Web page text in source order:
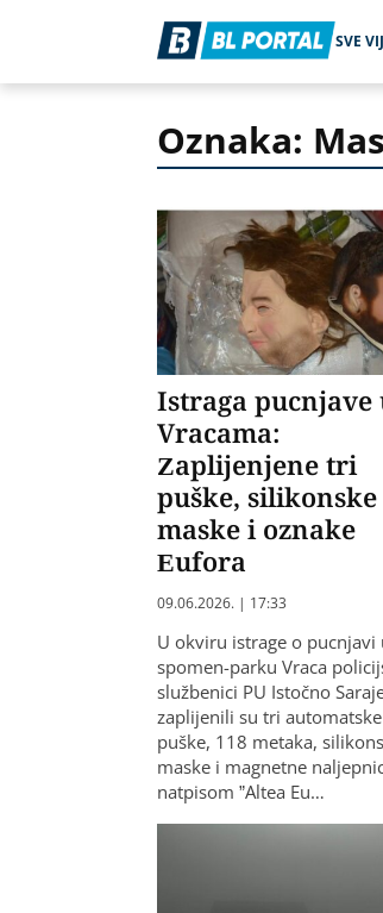
SVE
Oznaka:
Istraga pucnjave
Vracama:
Zaplijenjene tri
puške, silikonske
maske i oznake
Eufora
09.06.2026. | 17:33
U okviru istrage o pucnjavi
spomen-parku Vraca
službenici PU Istočno
zaplijenili su tri automatske
puške, 118 metaka,
maske i magnetne
natpisom ”Altea Eu…